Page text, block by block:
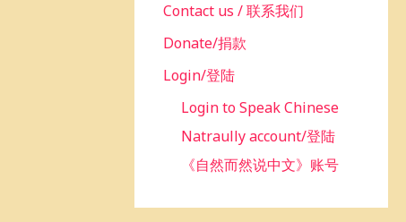
Contact us / 联系我们
Donate/捐款
Login/登陆
Login to Speak Chinese
Natraully account/登陆
《自然而然说中文》账号